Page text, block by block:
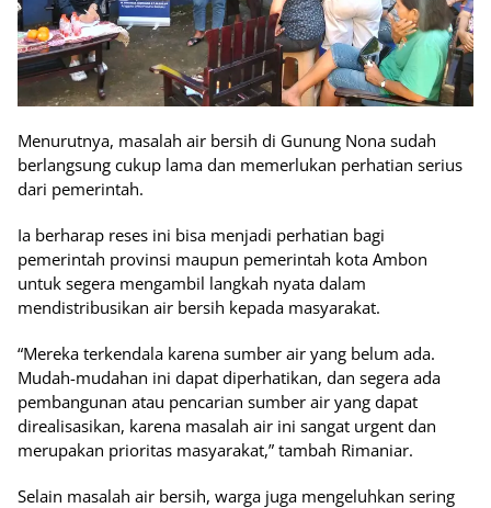
Menurutnya, masalah air bersih di Gunung Nona sudah
berlangsung cukup lama dan memerlukan perhatian serius
dari pemerintah.
Ia berharap reses ini bisa menjadi perhatian bagi
pemerintah provinsi maupun pemerintah kota Ambon
untuk segera mengambil langkah nyata dalam
mendistribusikan air bersih kepada masyarakat.
“Mereka terkendala karena sumber air yang belum ada.
Mudah-mudahan ini dapat diperhatikan, dan segera ada
pembangunan atau pencarian sumber air yang dapat
direalisasikan, karena masalah air ini sangat urgent dan
merupakan prioritas masyarakat,” tambah Rimaniar.
Selain masalah air bersih, warga juga mengeluhkan sering